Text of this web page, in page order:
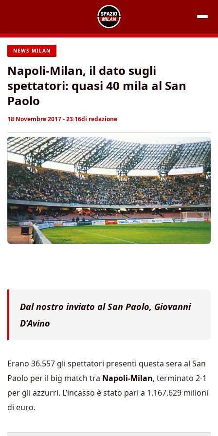
contenuto
NEWS MILAN
Napoli-Milan, il dato sugli
spettatori: quasi 40 mila al San
Paolo
18 Novembre 2017 - 23:16di redazione
Dal nostro inviato al San Paolo, Giovanni
D’Avino
Erano 36.557 gli spettatori presenti questa sera al San
Paolo per il big match tra Napoli-Milan, terminato 2-1
per gli azzurri. L’incasso è stato pari a 1.167.629 milioni
di euro.